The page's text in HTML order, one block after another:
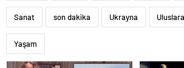
Sanat son dakika Ukrayna
Yaşam